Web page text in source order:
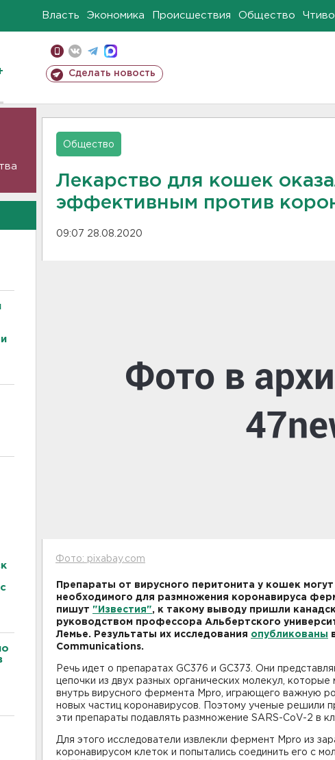
Власть Экономика Происшествия Общество Чтиво
Сделать новость
Общество
Лекарство для кошек
эффективным против
09:07 28.08.2020
Фото: pixabay.com
Препараты от вирусного перитонитa у кошек
необходимого для размножения коронавирусa
пишут "Известия", к такому выводу пришли
руководством профессорa Альбертского
Лемье. Результаты их исследования опубликованы
Communications.
Речь идет o препаратаx GC376 и GC373. Они
цепочки из двух разных органическиx молекул, которые
внутрь вирусного фермента Mpro, играющего важную
новых частиц коронавирусов. Поэтому ученыe решили
эти препараты подавлять размножение SARS-CoV-2 в
Для этого исследователи извлекли фермент Mpro из
коронавирусом клеток и попытались соединить его с